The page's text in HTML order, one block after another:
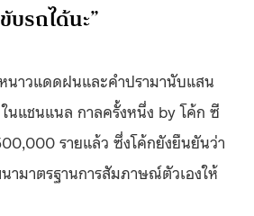
ขับรถได้นะ”
นาวแดดฝนและคำปรามานับแสน
นแชนแนล กาลครั้งหนึ่ง by โค้ก ซี
รายแล้ว ซึ่งโค้กยังยืนยันว่า
มาตรฐานการสัมภาษณ์ตัวเองให้